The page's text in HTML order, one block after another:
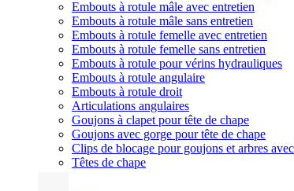
Embouts à rotule mâle avec entretien
Embouts à rotule mâle sans entretien
Embouts à rotule femelle avec entretien
Embouts à rotule femelle sans entretien
Embouts à rotule pour vérins hydrauliques
Embouts à rotule angulaire
Embouts à rotule droit
Articulations angulaires
Goujons à clapet pour tête de chape
Goujons avec gorge pour tête de chape
Clips de blocage pour goujons et arbres
Têtes de chape